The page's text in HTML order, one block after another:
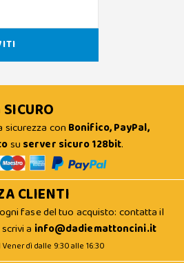
sicurezza con Bonifico, PayPal,
su server sicuro 128bit.
CLIENTI
fase del tuo acquisto: contatta il
a info@dadiemattoncini.it
dalle 9:30 alle 16:30